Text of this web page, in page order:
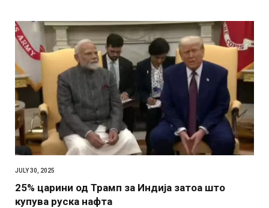
JULY 30, 2025
25% царини од Трамп за Индија затоа што
купува руска нафта